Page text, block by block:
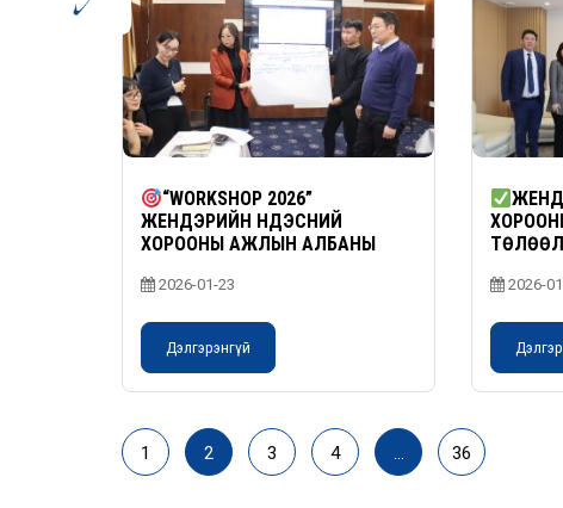
“WORKSHOP 2026”
ЖЕНДЭРИЙН ҮНДЭСНИЙ
ХОРООНЫ АЖЛЫН АЛБАНЫ
ЧАДАВХЖУУЛАХ СУРГАЛТ
2026-01-23
Дэлгэрэнгүй
2026-
1 2 3 4 … 36